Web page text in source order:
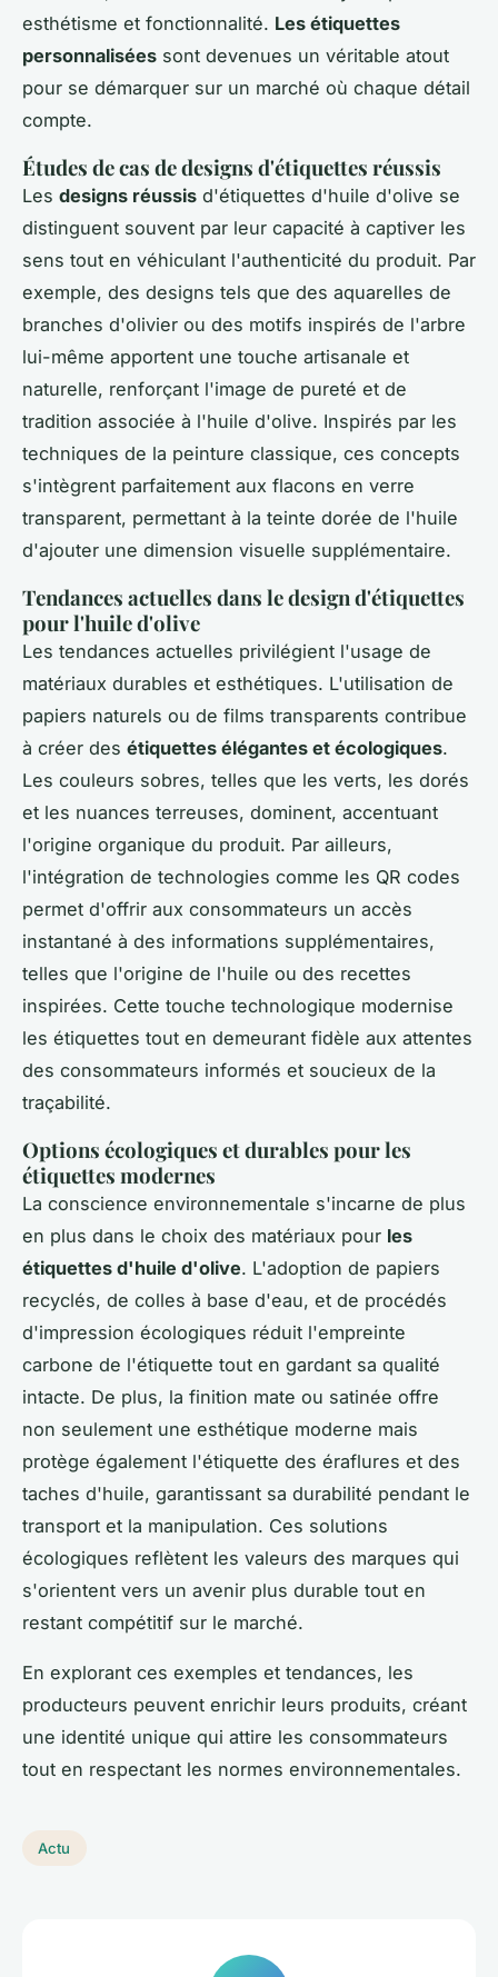
esthétisme et fonctionnalité. Les étiquettes
personnalisées sont devenues un véritable atout
pour se démarquer sur un marché où chaque détail
compte.
Études de cas de designs d'étiquettes réussis
Les designs réussis d'étiquettes d'huile d'olive se
distinguent souvent par leur capacité à captiver les
sens tout en véhiculant l'authenticité du produit. Par
exemple, des designs tels que des aquarelles de
branches d'olivier ou des motifs inspirés de l'arbre
lui-même apportent une touche artisanale et
naturelle, renforçant l'image de pureté et de
tradition associée à l'huile d'olive. Inspirés par les
techniques de la peinture classique, ces concepts
s'intègrent parfaitement aux flacons en verre
transparent, permettant à la teinte dorée de l'huile
d'ajouter une dimension visuelle supplémentaire.
Tendances actuelles dans le design d'étiquettes
pour l'huile d'olive
Les tendances actuelles privilégient l'usage de
matériaux durables et esthétiques. L'utilisation de
papiers naturels ou de films transparents contribue
à créer des étiquettes élégantes et écologiques.
Les couleurs sobres, telles que les verts, les dorés
et les nuances terreuses, dominent, accentuant
l'origine organique du produit. Par ailleurs,
l'intégration de technologies comme les QR codes
permet d'offrir aux consommateurs un accès
instantané à des informations supplémentaires,
telles que l'origine de l'huile ou des recettes
inspirées. Cette touche technologique modernise
les étiquettes tout en demeurant fidèle aux attentes
des consommateurs informés et soucieux de la
traçabilité.
Options écologiques et durables pour les
étiquettes modernes
La conscience environnementale s'incarne de plus
en plus dans le choix des matériaux pour les
étiquettes d'huile d'olive. L'adoption de papiers
recyclés, de colles à base d'eau, et de procédés
d'impression écologiques réduit l'empreinte
carbone de l'étiquette tout en gardant sa qualité
intacte. De plus, la finition mate ou satinée offre
non seulement une esthétique moderne mais
protège également l'étiquette des éraflures et des
taches d'huile, garantissant sa durabilité pendant le
transport et la manipulation. Ces solutions
écologiques reflètent les valeurs des marques qui
s'orientent vers un avenir plus durable tout en
restant compétitif sur le marché.
En explorant ces exemples et tendances, les
producteurs peuvent enrichir leurs produits, créant
une identité unique qui attire les consommateurs
tout en respectant les normes environnementales.
Actu